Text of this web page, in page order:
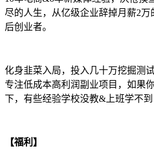
尽的人生，从亿级企业辞掉月薪2
后创业者。
化身韭菜入局，投入几十万挖掘测
专注低成本高利润副业项目，如果
下，有些经验学校没教&上班学不到
【福利】